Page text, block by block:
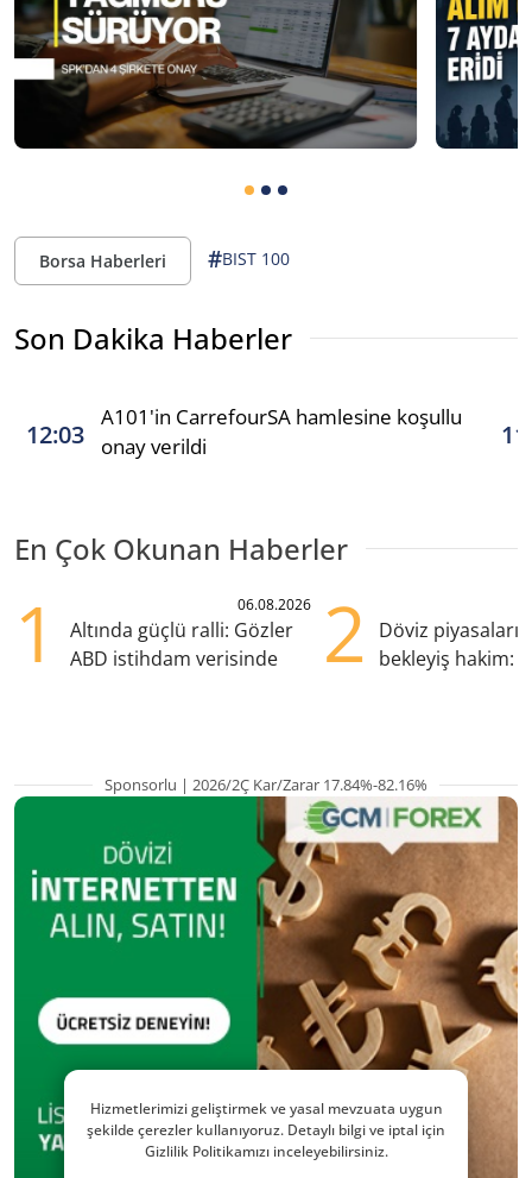
Borsa Haberleri #BIST 100
Son Dakika Haberler
12:03
A101'in CarrefourSA hamlesine koşullu
onay verildi
En Çok Okunan Haberler
1 06.08.2026
Altında güçlü ralli: Gözler
ABD istihdam verisinde
2
Döviz
bekleyiş hakim:
Sponsorlu | 2026/2Ç Kar/Zarar 17.84%-82.16%
Hizmetlerimizi geliştirmek ve yasal mevzuata uygun
şekilde çerezler kullanıyoruz. Detaylı bilgi ve iptal için
Gizlilik Politikamızı inceleyebilirsiniz.